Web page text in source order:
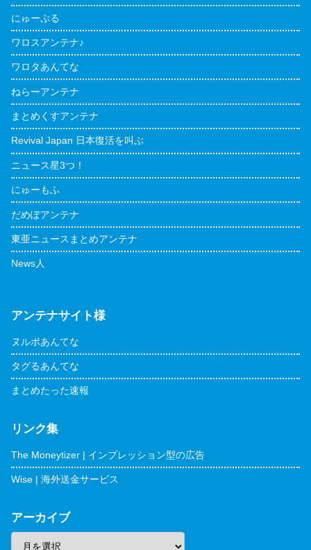
にゅーぷる
ワロスアンテナ♪
ワロタあんてな
ねらーアンテナ
まとめくすアンテナ
Revival Japan 日本復活を叫ぶ
ニュース星3つ！
にゅーもふ
だめぽアンテナ
東亜ニュースまとめアンテナ
News人
アンテナサイト様
ヌルポあんてな
タグるあんてな
まとめたった速報
リンク集
The Moneytizer | インプレッション型の広告
Wise | 海外送金サービス
アーカイブ